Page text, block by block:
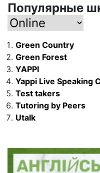
Популярные
Green Country
Green Forest
YAPPI
Yappi Live Speaking
Test takers
Tutoring by Peers
Utalk